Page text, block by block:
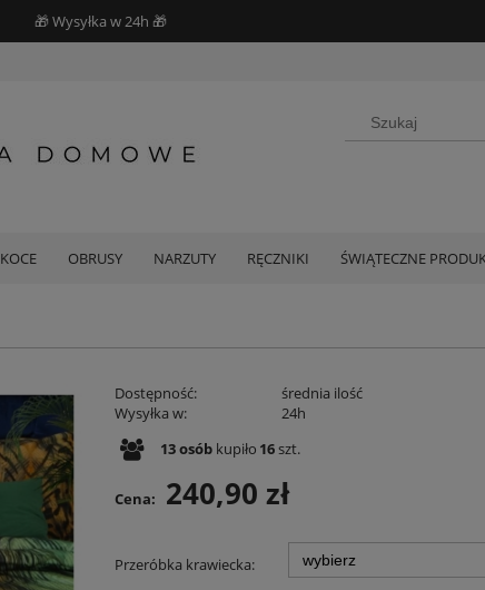
🎁 Wysyłka w 24h 🎁
KOCE OBRUSY NARZUTY RĘCZNIKI ŚWIĄTECZNE
Dostępność:
średnia ilość
Wysyłka w:
24h
13osóbkupiło 16szt.
Cena: 240,90 zł
Przeróbka krawiecka: